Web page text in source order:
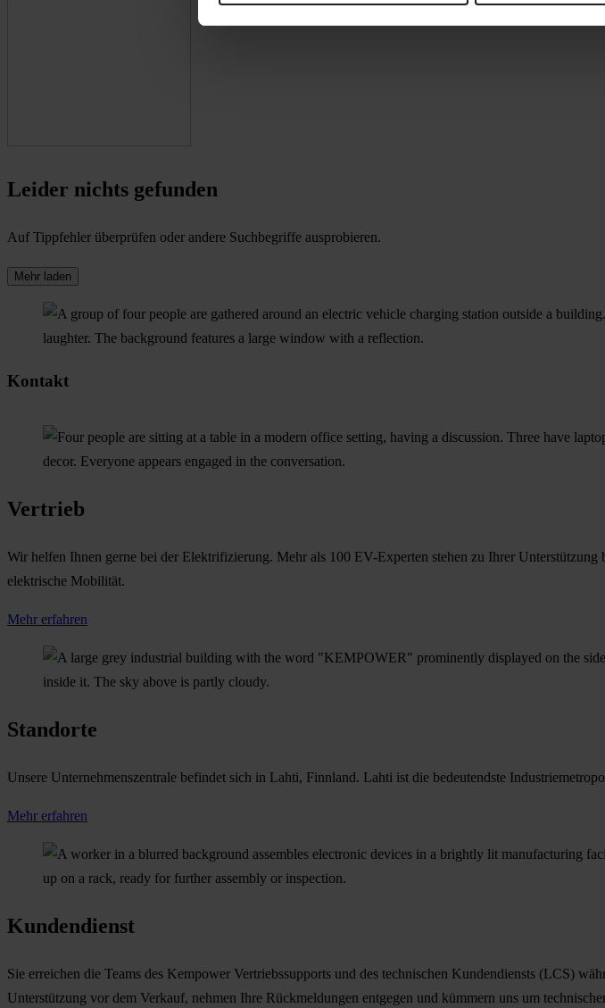
Leider nichts gefunden
Auf Tippfehler überprüfen oder andere Suchbegriffe ausprobieren.
Mehr laden
Kontakt
Vertrieb
Wir helfen Ihnen gerne bei der Elektrifizierung. Mehr als 100 EV-Experten stehen zu Ihrer
elektrische Mobilität.
Mehr erfahren
Standorte
Unsere Unternehmenszentrale befindet sich in Lahti, Finnland. Lahti ist die bedeutendste
Mehr erfahren
Kundendienst
Sie erreichen die Teams des Kempower Vertriebssupports und des technischen Kundendiensts (LCS)
Unterstützung vor dem Verkauf, nehmen Ihre Rückmeldungen entgegen und kümmern uns um